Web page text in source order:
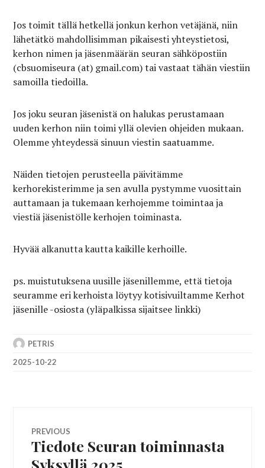
Jos toimit tällä hetkellä jonkun kerhon vetäjänä, niin
lähetätkö mahdollisimman pikaisesti yhteystietosi,
kerhon nimen ja jäsenmäärän seuran sähköpostiin
(cbsuomiseura (at) gmail.com) tai vastaat tähän viestiin
samoilla tiedoilla.
Jos joku seuran jäsenistä on halukas perustamaan
uuden kerhon niin toimi yllä olevien ohjeiden mukaan.
Olemme yhteydessä sinuun viestin saatuamme.
Näiden tietojen perusteella päivitämme
kerhorekisterimme ja sen avulla pystymme vuosittain
auttamaan ja tukemaan kerhojemme toimintaa ja
viestiä jäsenistölle kerhojen toiminasta.
Hyvää alkanutta kautta kaikille kerhoille.
ps. muistutuksena uusille jäsenillemme, että tietoja
seuramme eri kerhoista löytyy kotisivuiltamme Kerhot
jäsenille -osiosta (yläpalkissa sijaitsee linkki)
PETRIS
2025-10-22
Artikkelien
selaus
PREVIOUS
Previous
post:
Tiedote Seuran toiminnasta
Syksyllä 2025